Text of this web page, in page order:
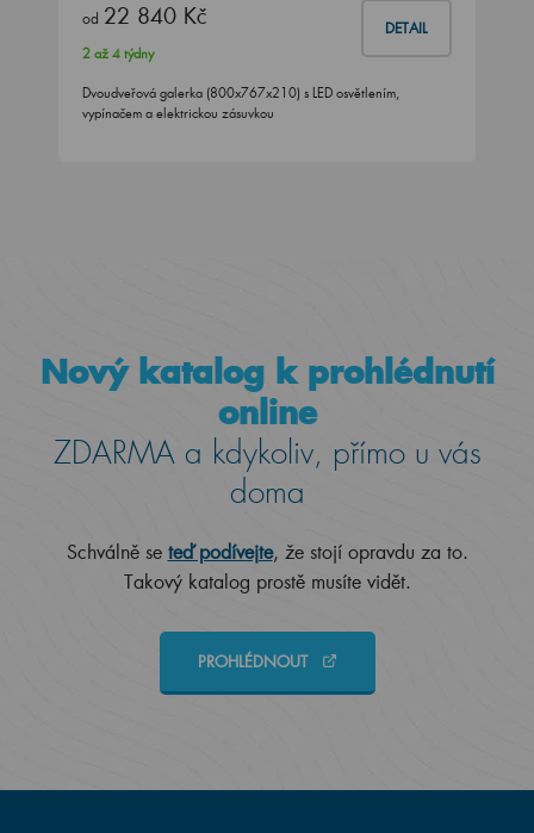
od 22 840 Kč DETAIL
2 až 4 týdny
Dvoudveřová galerka (800x767x210) s LED osvětlením,
vypínačem a elektrickou zásuvkou
Nový katalog k prohlédnutí
online
ZDARMA a kdykoliv, přímo u vás
doma
Schválně se teď podívejte, že stojí opravdu za to.
Takový katalog prostě musíte vidět.
PROHLÉDNOUT